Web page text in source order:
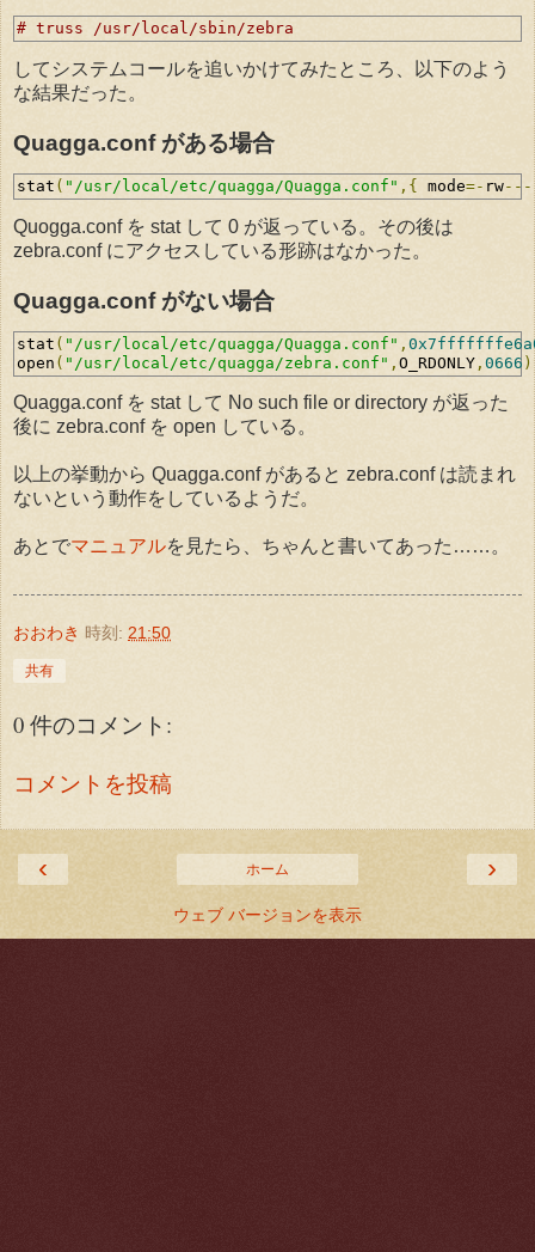
# truss /usr/local/sbin/zebra
してシステムコールを追いかけてみたところ、以下のよう
な結果だった。
Quagga.conf がある場合
stat ( "/usr/local/etc/quagga/Quagga.conf" ,{ mode=- rw
Quogga.conf を stat して 0 が返っている。その後は
zebra.conf にアクセスしている形跡はなかった。
Quagga.conf がない場合
stat ( "/usr/local/etc/quagga/Quagga.conf" ,
open ( "/usr/local/etc/quagga/zebra.conf" , O_RDONLY , 0666 )
Quagga.conf を stat して No such file or directory が返った
後に zebra.conf を open している。
以上の挙動から Quagga.conf があると zebra.conf は読まれ
ないという動作をしているようだ。
あとでマニュアルを見たら、ちゃんと書いてあった……。
おおわき 時刻: 21:50
共有
0 件のコメント:
コメントを投稿
‹ ›
ホーム
ウェブ バージョンを表示